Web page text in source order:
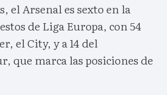
el Arsenal es sexto en la
de Liga Europa, con 54
el City, y a 14 del
que marca las posiciones de